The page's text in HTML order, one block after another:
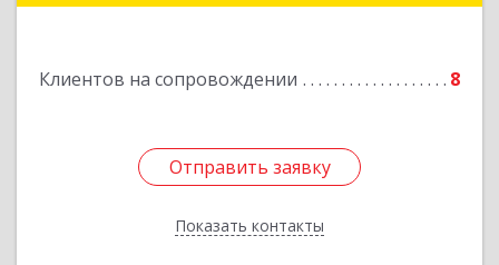
Клиентов на сопровождении 8
Отправить заявку
Показать контакты
Отправить заявку
Назад